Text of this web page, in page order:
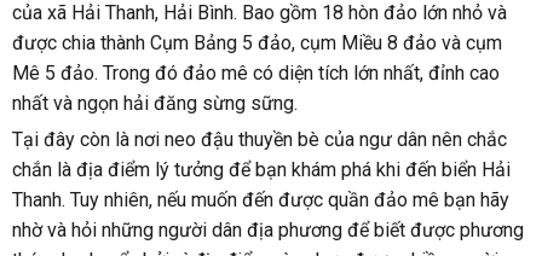
của xã Hải Thanh, Hải Bình. Bao gồm 18 hòn đảo lớn nhỏ và
được chia thành Cụm Bảng 5 đảo, cụm Miều 8 đảo và cụm
Mê 5 đảo. Trong đó đảo mê có diện tích lớn nhất, đỉnh cao
nhất và ngọn hải đăng sừng sững.
Tại đây còn là nơi neo đậu thuyền bè của ngư dân nên chắc
chắn là địa điểm lý tưởng để bạn khám phá khi đến biển Hải
Thanh. Tuy nhiên, nếu muốn đến được quần đảo mê bạn hãy
nhờ và hỏi những người dân địa phương để biết được phương